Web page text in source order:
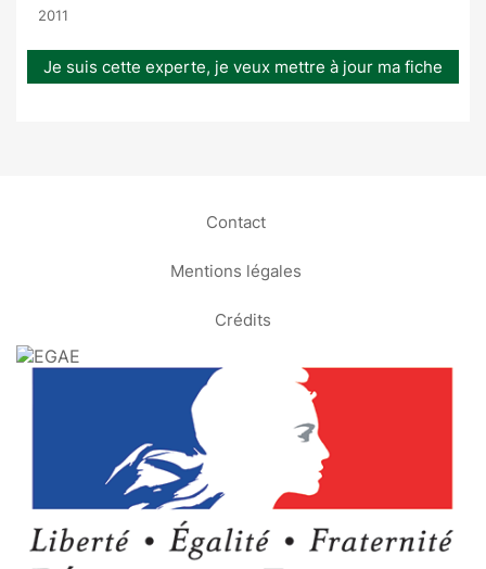
2011
Je suis cette experte, je veux mettre à jour ma fiche
Contact
Mentions légales
Crédits